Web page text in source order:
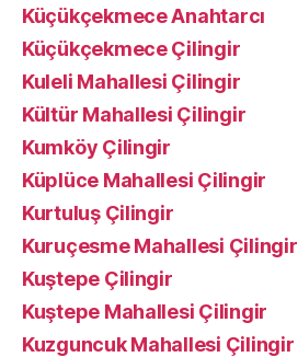
Küçükçekmece Anahtarcı
Küçükçekmece Çilingir
Kuleli Mahallesi Çilingir
Kültür Mahallesi Çilingir
Kumköy Çilingir
Küplüce Mahallesi Çilingir
Kurtuluş Çilingir
Kuruçesme Mahallesi Çilingir
Kuştepe Çilingir
Kuştepe Mahallesi Çilingir
Kuzguncuk Mahallesi Çilingir